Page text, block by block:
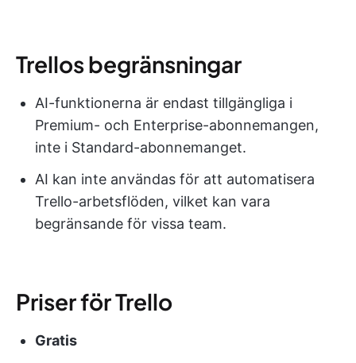
Trellos begränsningar
AI-funktionerna är endast tillgängliga i
Premium- och Enterprise-abonnemangen,
inte i Standard-abonnemanget.
AI kan inte användas för att automatisera
Trello-arbetsflöden, vilket kan vara
begränsande för vissa team.
Priser för Trello
Gratis